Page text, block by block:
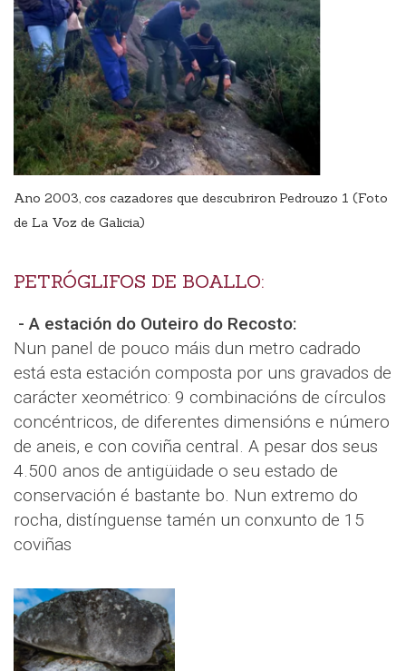
Ano 2003, cos cazadores que descubriron Pedrouzo 1 (Foto
de La Voz de Galicia)
PETRÓGLIFOS DE BOALLO:
- A estación do Outeiro do Recosto:
Nun panel de pouco máis dun metro cadrado
está esta estación composta por uns gravados de
carácter xeométrico: 9 combinacións de círculos
concéntricos, de diferentes dimensións e número
de aneis, e con coviña central. A pesar dos seus
4.500 anos de antigüidade o seu estado de
conservación é bastante bo. Nun extremo do
rocha, distínguense tamén un conxunto de 15
coviñas